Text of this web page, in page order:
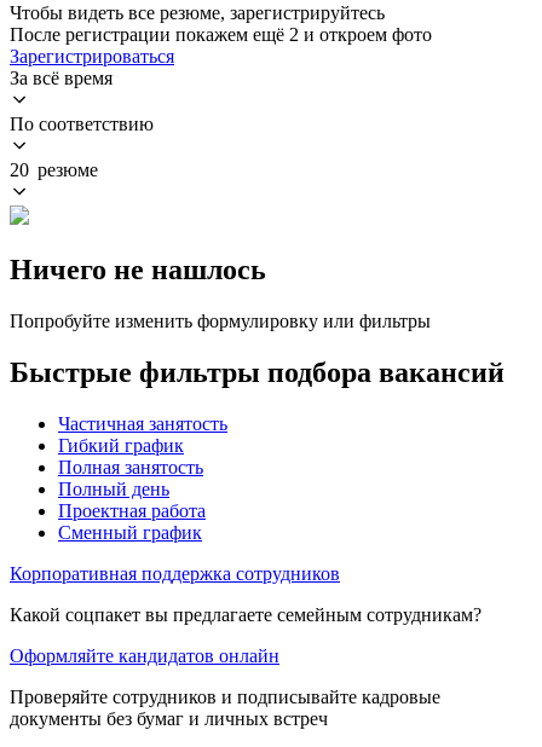
Чтобы видеть все резюме, зарегистрируйтесь
После регистрации покажем ещё 2 и откроем фото
Зарегистрироваться
За всё время
По соответствию
20 резюме
Ничего не нашлось
Попробуйте изменить формулировку или фильтры
Быстрые фильтры подбора вакансий
Частичная занятость
Гибкий график
Полная занятость
Полный день
Проектная работа
Сменный график
Корпоративная поддержка сотрудников
Какой соцпакет вы предлагаете семейным сотрудникам?
Оформляйте кандидатов онлайн
Проверяйте сотрудников и подписывайте кадровые
документы без бумаг и личных встреч